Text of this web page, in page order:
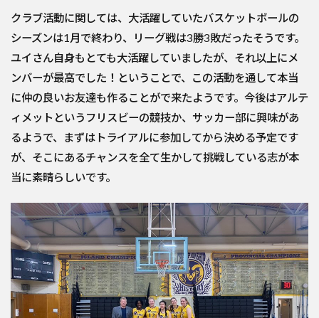
クラブ活動に関しては、大活躍していたバスケットボールの
シーズンは1月で終わり、リーグ戦は3勝3敗だったそうです。
ユイさん自身もとても大活躍していましたが、それ以上にメ
ンバーが最高でした！ということで、この活動を通して本当
に仲の良いお友達も作ることがで来たようです。今後はアルテ
ィメットというフリスビーの競技か、サッカー部に興味があ
るようで、まずはトライアルに参加してから決める予定です
が、そこにあるチャンスを全て生かして挑戦している志が本
当に素晴らしいです。